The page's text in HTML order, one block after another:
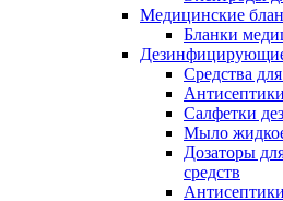
Медицинские
Бланки
Дезинфицирующие
Средства
Салфетки
Мыло
Дозаторы
средств